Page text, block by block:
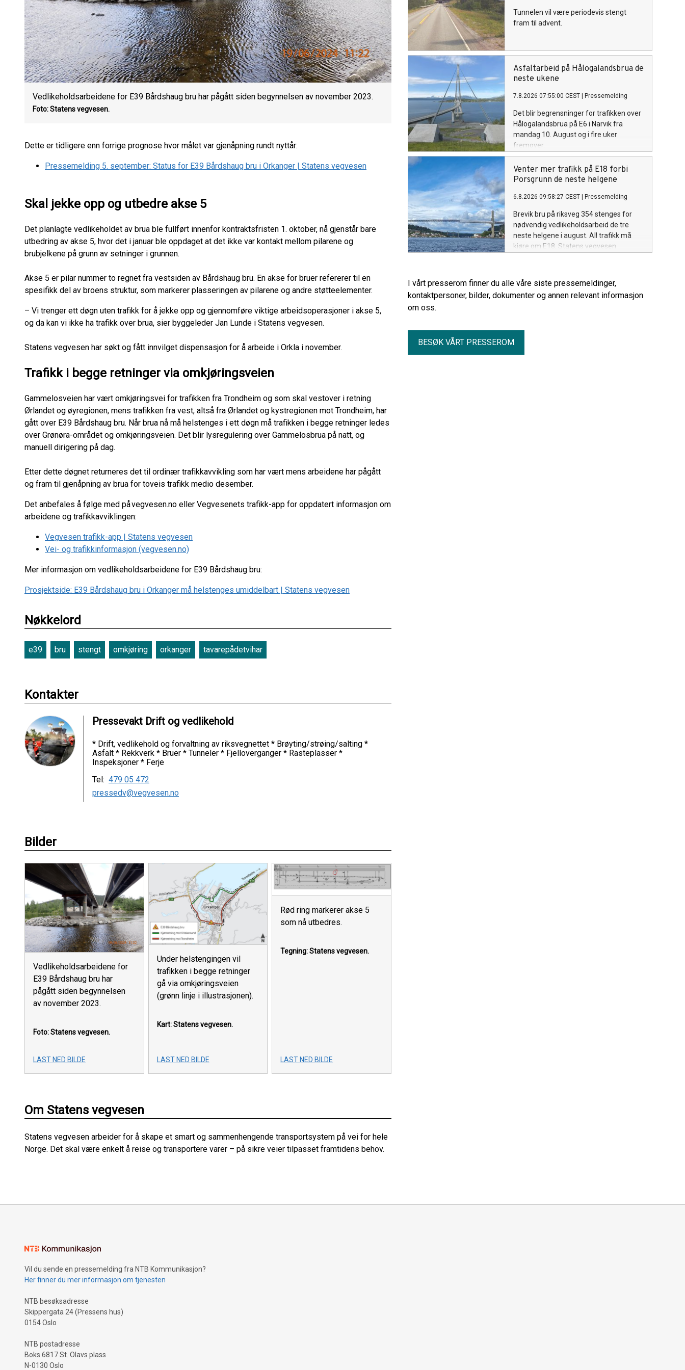
Vedlikeholdsarbeidene for E39 Bårdshaug bru har pågått siden begynnelsen av november 2023.
Foto: Statens vegvesen.
Dette er tidligere enn forrige prognose hvor målet var gjenåpning rundt nyttår:
Pressemelding 5. september: Status for E39 Bårdshaug bru i Orkanger | Statens vegvesen
Skal jekke opp og utbedre akse 5
Det planlagte vedlikeholdet av brua ble fullført innenfor kontraktsfristen 1. oktober, nå gjenstår bare
utbedring av akse 5, hvor det i januar ble oppdaget at det ikke var kontakt mellom pilarene og
brubjelkene på grunn av setninger i grunnen.
Akse 5 er pilar nummer to regnet fra vestsiden av Bårdshaug bru. En akse for bruer refererer til en
spesifikk del av broens struktur, som markerer plasseringen av pilarene og andre støtteelementer.
– Vi trenger ett døgn uten trafikk for å jekke opp og gjennomføre viktige arbeidsoperasjoner i akse 5,
og da kan vi ikke ha trafikk over brua, sier byggeleder Jan Lunde i Statens vegvesen.
Statens vegvesen har søkt og fått innvilget dispensasjon for å arbeide i Orkla i november.
Trafikk i begge retninger via omkjøringsveien
Gammelosveien har vært omkjøringsvei for trafikken fra Trondheim og som skal vestover i retning
Ørlandet og øyregionen, mens trafikken fra vest, altså fra Ørlandet og kystregionen mot Trondheim, har
gått over E39 Bårdshaug bru. Når brua nå må helstenges i ett døgn må trafikken i begge retninger ledes
over Grønøra-området og omkjøringsveien. Det blir lysregulering over Gammelosbrua på natt, og
manuell dirigering på dag.
Etter dette døgnet returneres det til ordinær trafikkavvikling som har vært mens arbeidene har pågått
og fram til gjenåpning av brua for toveis trafikk medio desember.
Det anbefales å følge med på vegvesen.no eller Vegvesenets trafikk-app for oppdatert informasjon om
arbeidene og trafikkavviklingen:
Vegvesen trafikk-app | Statens vegvesen
Vei- og trafikkinformasjon (vegvesen.no)
Mer informasjon om vedlikeholdsarbeidene for E39 Bårdshaug bru:
Prosjektside: E39 Bårdshaug bru i Orkanger må helstenges umiddelbart | Statens vegvesen
Nøkkelord
e39 bru stengt omkjøring orkanger tavarepådetvihar
Kontakter
Pressevakt Drift og vedlikehold
* Drift, vedlikehold og forvaltning av riksvegnettet * Brøyting/strøing/salting *
Asfalt * Rekkverk * Bruer * Tunneler * Fjelloverganger * Rasteplasser *
Inspeksjoner * Ferje
Tel: 479 05 472
pressedv@vegvesen.no
Bilder
Vedlikeholdsarbeidene for
E39 Bårdshaug bru har
pågått siden begynnelsen
av november 2023.
Foto: Statens vegvesen.
LAST NED BILDE
Under helstengingen vil
trafikken i begge retninger
gå via omkjøringsveien
(grønn linje i illustrasjonen).
Kart: Statens vegvesen.
LAST NED BILDE
Rød ring markerer akse 5
som nå utbedres.
Tegning: Statens vegvesen.
LAST NED BILDE
Om Statens vegvesen
Statens vegvesen arbeider for å skape et smart og sammenhengende transportsystem på vei for hele
Norge. Det skal være enkelt å reise og transportere varer – på sikre veier tilpasset framtidens behov.
Tunnelen vil være periodevis stengt
fram til advent.
Asfaltarbeid på Hålogalandsbrua de
neste ukene
7.8.2026 07:55:00 CEST Pressemelding
Det blir begrensninger for trafikken over
Hålogalandsbrua på E6 i Narvik fra
mandag 10. August og i fire uker
fremover.
Venter mer trafikk på E18 forbi
Porsgrunn de neste helgene
6.8.2026 09:58:27 CEST Pressemelding
Brevik bru på riksveg 354 stenges for
nødvendig vedlikeholdsarbeid de tre
neste helgene i august. All trafikk må
kjøre om E18. Statens vegvesen
I vårt presserom finner du alle våre siste pressemeldinger,
kontaktpersoner, bilder, dokumenter og annen relevant informasjon
om oss.
BESØK VÅRT PRESSEROM
Vil du sende en pressemelding fra NTB Kommunikasjon?
Her finner du mer informasjon om tjenesten
NTB besøksadresse
Skippergata 24 (Pressens hus)
0154 Oslo
NTB postadresse
Boks 6817 St. Olavs plass
N-0130 Oslo